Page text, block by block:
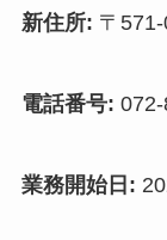
新住所: 〒
電話番号:
業務開始日: